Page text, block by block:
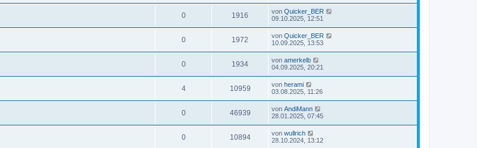
0 1916 von Quicker_BER
09.10.2025, 12:51
0 1972 von Quicker_BER
10.09.2025, 13:53
0 1934 von amerkelb
04.09.2025, 20:21
4 10959 von herami
03.08.2025, 11:26
0 46939 von AndiMann
28.01.2025, 07:45
0 10894 von wullrich
28.10.2024, 13:12